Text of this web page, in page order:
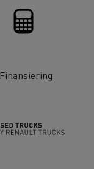
Finansiering